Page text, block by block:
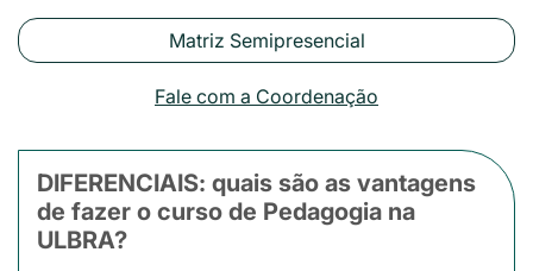
Matriz Semipresencial
Fale com a Coordenação
DIFERENCIAIS: quais são as vantagens
de fazer o curso de Pedagogia na
ULBRA?